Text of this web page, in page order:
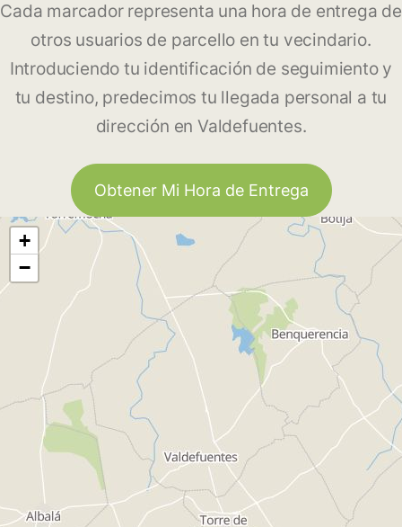
Cada marcador representa una hora de entrega de
otros usuarios de parcello en tu vecindario.
Introduciendo tu identificación de seguimiento y
tu destino, predecimos tu llegada personal a tu
dirección en Valdefuentes.
Obtener Mi Hora de Entrega
+
−